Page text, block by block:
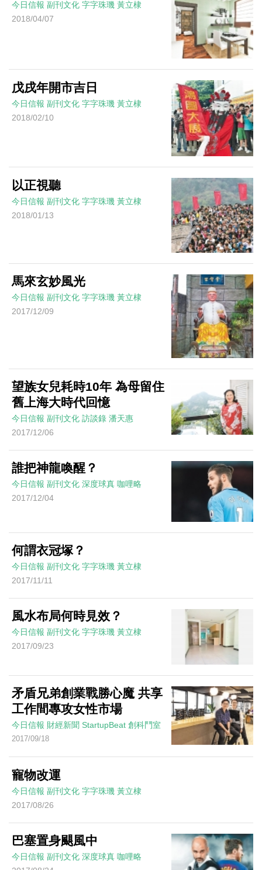
今日信報 副刊文化 字字珠璣 黃立棣
2018/04/07
戊戌年開市吉日
今日信報 副刊文化 字字珠璣 黃立棣
2018/02/10
以正視聽
今日信報 副刊文化 字字珠璣 黃立棣
2018/01/13
馬來玄妙風光
今日信報 副刊文化 字字珠璣 黃立棣
2017/12/09
望族女兒耗時10年 為母留住
舊上海大時代回憶
今日信報 副刊文化 訪談錄 潘天惠
2017/12/06
誰把神龍喚醒？
今日信報 副刊文化 深度球真 咖哩略
2017/12/04
何謂衣冠塚？
今日信報 副刊文化 字字珠璣 黃立棣
2017/11/11
風水布局何時見效？
今日信報 副刊文化 字字珠璣 黃立棣
2017/09/23
矛盾兄弟創業戰勝心魔 共享
工作間專攻女性市場
今日信報 財經新聞 StartupBeat 創科鬥室
2017/09/18
寵物改運
今日信報 副刊文化 字字珠璣 黃立棣
2017/08/26
巴塞置身颶風中
今日信報 副刊文化 深度球真 咖哩略